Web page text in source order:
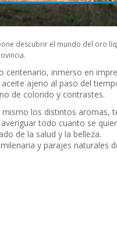
descubrir el mundo del oro
centenario, inmerso en
ajeno al paso del
de colorido y contrastes.
los distintos aromas,
todo cuanto se
de la salud y la belleza.
y parajes naturales